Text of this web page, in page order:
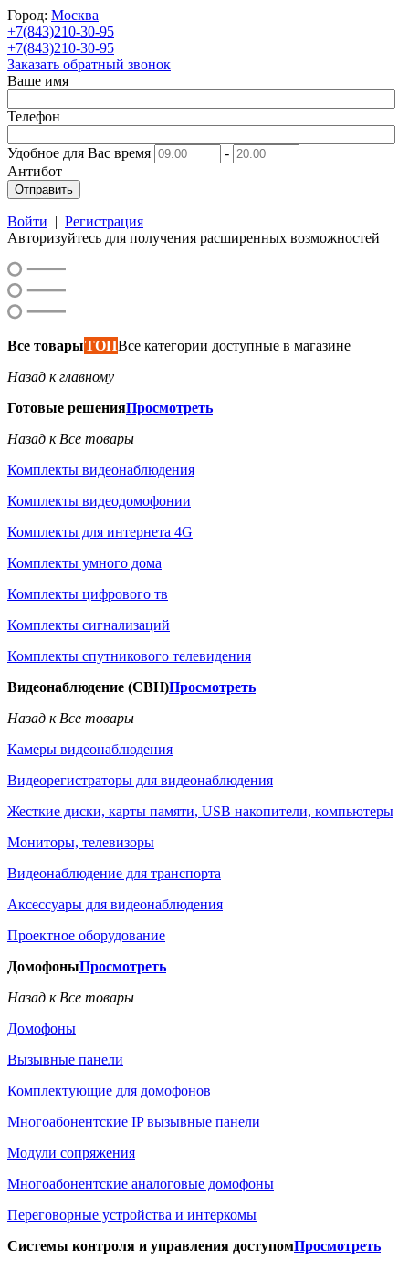
Город: Москва
+7(843)210-30-95
+7(843)210-30-95
Заказать обратный звонок
Ваше имя
Телефон
Удобное для Вас время
-
Антибот
Отправить
Войти | Регистрация
Авторизуйтесь для получения расширенных возможностей
Все товарыТОПВсе категории доступные в магазине
Назад к главному
Готовые решенияПросмотреть
Назад к Все товары
Комплекты видеонаблюдения
Комплекты видеодомофонии
Комплекты для интернета 4G
Комплекты умного дома
Комплекты цифрового тв
Комплекты сигнализаций
Комплекты спутникового телевидения
Видеонаблюдение (СВН)Просмотреть
Назад к Все товары
Камеры видеонаблюдения
Видеорегистраторы для видеонаблюдения
Жесткие диски, карты памяти, USB накопители, компьютеры
Мониторы, телевизоры
Видеонаблюдение для транспорта
Аксессуары для видеонаблюдения
Проектное оборудование
ДомофоныПросмотреть
Назад к Все товары
Домофоны
Вызывные панели
Комплектующие для домофонов
Многоабонентские IP вызывные панели
Модули сопряжения
Многоабонентские аналоговые домофоны
Переговорные устройства и интеркомы
Системы контроля и управления доступомПросмотреть